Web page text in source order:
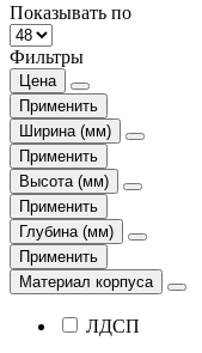
Показывать по
Фильтры
Цена
Применить
Ширина (мм)
Применить
Высота (мм)
Применить
Глубина (мм)
Применить
Материал корпуса
ЛДСП